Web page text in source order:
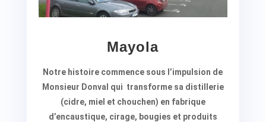
Mayola
Notre histoire commence sous l’impulsion de
Monsieur Donval qui transforme sa distillerie
(cidre, miel et chouchen) en fabrique
d’encaustique, cirage, bougies et produits